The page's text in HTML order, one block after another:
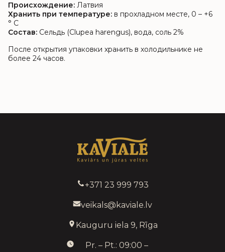
Происхождение: Латвия
Хранить при температуре: в прохладном месте, 0 – +6
° C
Состав: Сельдь (Clupea harengus), вода, соль 2%
После открытия упаковки хранить в холодильнике не
более 24 часов.
+371 23 999 793
veikals@kaviale.lv
Kauguru iela 9, Rīga
Pr. – Pt.: 09:00 –